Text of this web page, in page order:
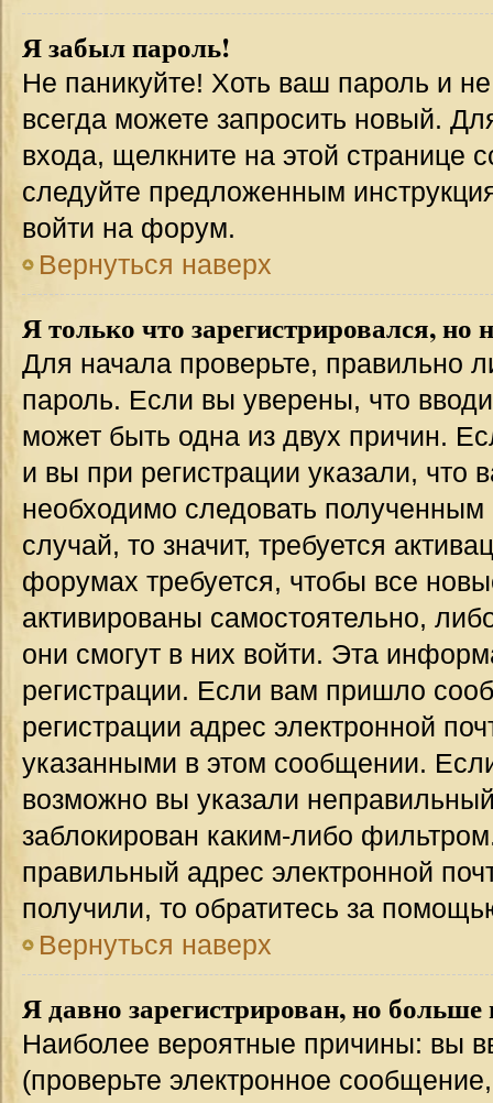
Я забыл пароль!
Не паникуйте! Хоть ваш пароль и
всегда можете запросить новый.
входа, щелкните на этой странице
следуйте предложенным
войти на форум.
Вернуться наверх
Я только что зарегистрировался, но
Для начала проверьте, правильно
пароль. Если вы уверены, что
может быть одна из двух причин.
и вы при регистрации указали, что
необходимо следовать
случай, то значит, требуется
форумах требуется, чтобы все
активированы самостоятельно,
они смогут в них войти. Эта
регистрации. Если вам пришло
регистрации адрес электронной
указанными в этом сообщении.
возможно вы указали
заблокирован каким-либо
правильный адрес электронной
получили, то обратитесь за
Вернуться наверх
Я давно зарегистрирован, но
Наиболее вероятные причины: вы
(проверьте электронное